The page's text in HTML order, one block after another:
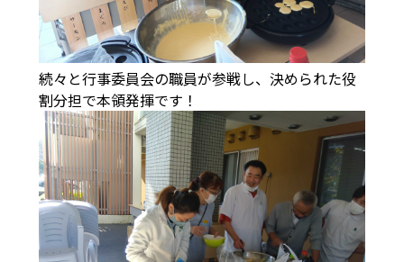
続々と行事委員会の職員が参戦し、決められた役
割分担で本領発揮です！